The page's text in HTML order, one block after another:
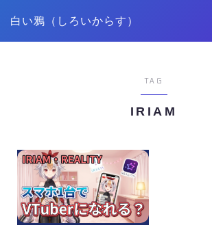
白い鴉（しろいからす）
ごあいさつ
映像制作
TAG
IRIAM